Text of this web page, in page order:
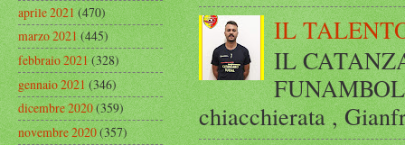
IL
IL
chiacchierata ,
aprile 2021(470)
marzo 2021(445)
febbraio 2021(328)
gennaio 2021(346)
dicembre 2020(359)
novembre 2020(357)